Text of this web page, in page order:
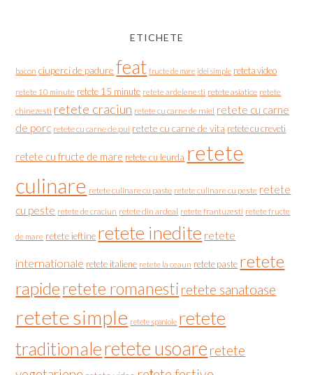
ETICHETE
bacon ciuperci de padure feat fructe de mare idei simple reteta video
retete 10 minute retete 15 minute retete ardelenesti retete asiatice retete
chinezesti retete craciun retete cu carne de miel retete cu carne
de porc retete cu carne de pui retete cu carne de vita retete cu creveti
retete cu fructe de mare retete cu leurda retete
culinare retete culinare cu paste retete culinare cu peste retete
cu peste retete de craciun retete din ardeal retete frantuzesti retete fructe
de mare retete ieftine retete inedite retete
internationale retete italiene retete la ceaun retete paste retete
rapideretete romanesti retete sanatoase
retete simple retete spaniole retete
traditionaleretete usoare retete